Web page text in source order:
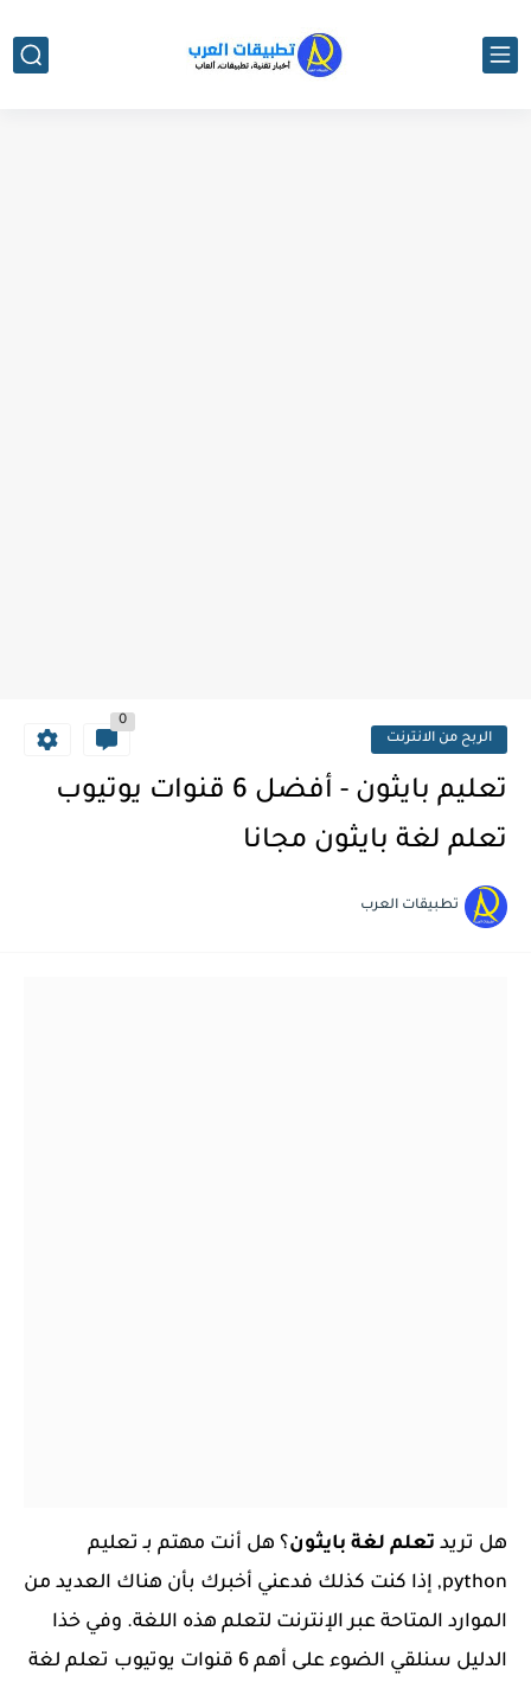
الربح من الانترنت
0
تعليم بايثون - أفضل 6 قنوات يوتيوب
تعلم لغة بايثون مجانا
تطبيقات العرب
هل تريد تعلم لغة بايثون؟ هل أنت مهتم بـ تعليم
python, إذا كنت كذلك فدعني أخبرك بأن هناك العديد من
الموارد المتاحة عبر الإنترنت لتعلم هذه اللغة. وفي خذا
الدليل سنلقي الضوء على أهم 6 قنوات يوتيوب تعلم لغة